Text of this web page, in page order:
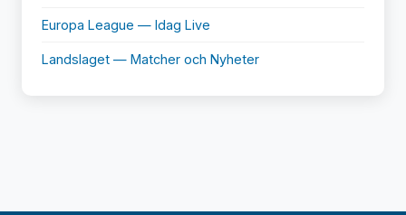
Europa League — Idag Live
Landslaget — Matcher och Nyheter